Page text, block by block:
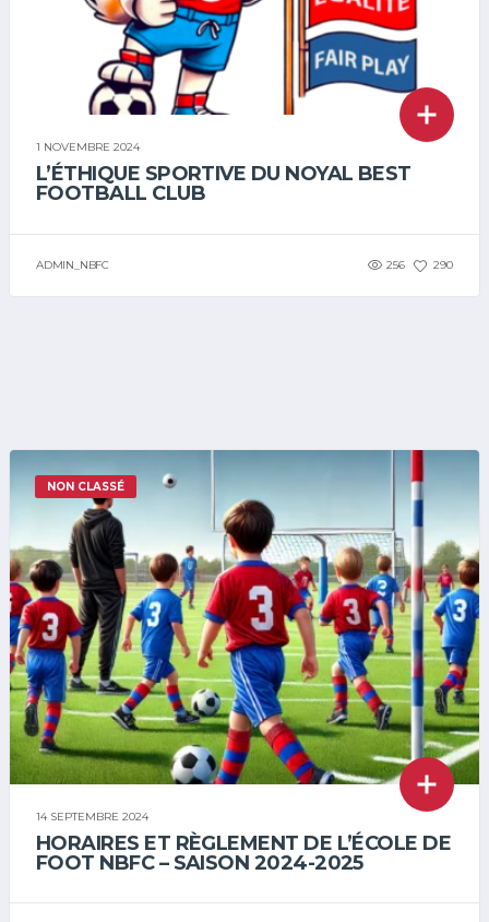
1 NOVEMBRE 2024
L’ÉTHIQUE SPORTIVE DU NOYAL BEST
FOOTBALL CLUB
ADMIN_NBFC 256 290
NON CLASSÉ
14 SEPTEMBRE 2024
HORAIRES ET RÈGLEMENT DE L’ÉCOLE DE
FOOT NBFC – SAISON 2024-2025